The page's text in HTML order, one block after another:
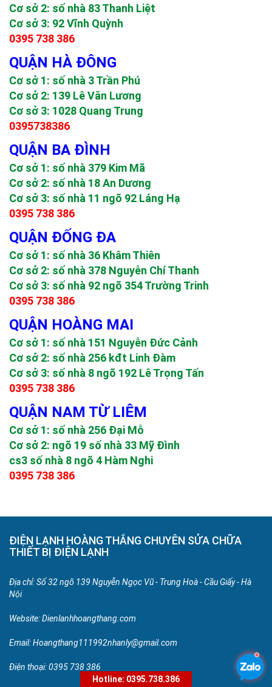
Cơ sở 2: số nhà 83 Thanh Liệt
Cơ sở 3: 92 Vĩnh Quỳnh
0395 738 386
QUẬN HÀ ĐÔNG
Cơ sở 1: số nhà 3 Trần Phú
Cơ sở 2: 139 Lê Văn Lương
Cơ sở 3: 1028 Quang Trung
0395738386
QUẬN BA ĐÌNH
Cơ sở 1: số nhà 379 Kim Mã
Cơ sở 2: số nhà 18 An Dương
Cơ sở 3: số nhà 11 ngõ 92 Láng Hạ
0395 738 386
QUẬN ĐỐNG ĐA
Cơ sở 1: số nhà 36 Khâm Thiên
Cơ sở 2: số nhà 378 Nguyễn Chí Thanh
Cơ sở 3: số nhà 92 ngõ 354 Trường Trinh
0395 738 386
QUẬN HOÀNG MAI
Cơ sở 1: số nhà 151 Nguyễn Đức Cảnh
Cơ sở 2: số nhà 256 kđt Linh Đàm
Cơ sở 3: số nhà 8 ngõ 192 Lê Trọng Tấn
0395 738 386
QUẬN NAM TỪ LIÊM
Cơ sở 1: số nhà 256 Đại Mỗ
Cơ sở 2: ngõ 19 số nhà 33 Mỹ Đình
cs3 số nhà 8 ngõ 4 Hàm Nghi
0395 738 386
ĐIỆN LẠNH HOÀNG THẮNG CHUYÊN SỬA CHỮA
THIẾT BỊ ĐIỆN LẠNH
Địa chỉ: Số 32 ngõ 139 Nguyễn Ngọc Vũ - Trung Hoà - Cầu Giấy - Hà
Nội
Website:Dienlanhhoangthang.com
Email: Hoangthang111992nhanly@gmail.com
Điện thoại:0395 738 386
Hotline: 0395.738.386